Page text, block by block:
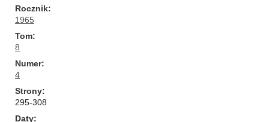
Rocznik
1965
Tom
8
Numer
4
Strony
295-308
Daty